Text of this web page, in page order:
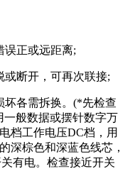
误正或远距离;
或断开，可再次联接;
坏各需拆换。(*先检查
一般数据或摆针数字万
档工作电压DC档，用
深棕色和深蓝色线芯，
有电。检查接近开关